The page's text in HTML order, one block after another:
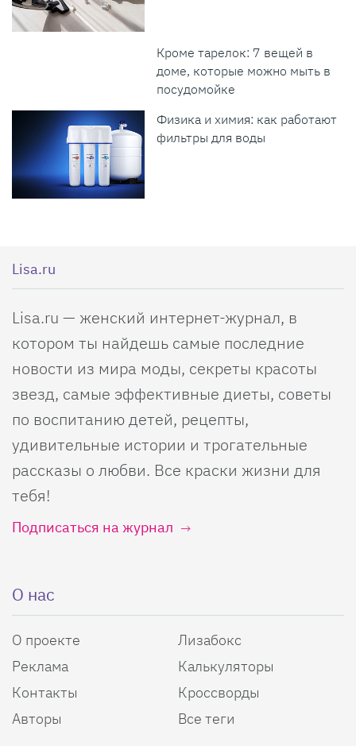
Кроме тарелок: 7 вещей в
доме, которые можно мыть в
посудомойке
Физика и химия: как работают
фильтры для воды
Lisa.ru
Lisa.ru — женский интернет-журнал, в
котором ты найдешь самые последние
новости из мира моды, секреты красоты
звезд, самые эффективные диеты, советы
по воспитанию детей, рецепты,
удивительные истории и трогательные
рассказы о любви. Все краски жизни для
тебя!
Подписаться на журнал
О нас
О проекте
Реклама
Контакты
Авторы
Лизабокс
Калькуляторы
Кроссворды
Все теги